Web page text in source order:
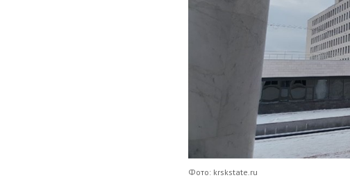
Фото: krskstate.ru